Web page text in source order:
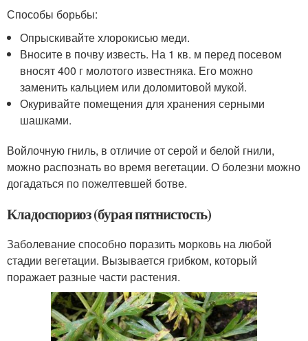
Способы борьбы:
Опрыскивайте хлорокисью меди.
Вносите в почву известь. На 1 кв. м перед посевом
вносят 400 г молотого известняка. Его можно
заменить кальцием или доломитовой мукой.
Окуривайте помещения для хранения серными
шашками.
Войлочную гниль, в отличие от серой и белой гнили,
можно распознать во время вегетации. О болезни можно
догадаться по пожелтевшей ботве.
Кладоспориоз (бурая пятнистость)
Заболевание способно поразить морковь на любой
стадии вегетации. Вызывается грибком, который
поражает разные части растения.